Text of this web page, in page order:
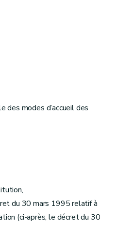
des modes d’accueil des
du 30 mars 1995 relatif à
(ci-après, le décret du 30